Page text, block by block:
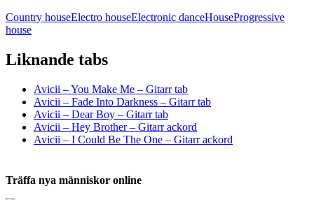
Country houseElectro houseElectronic danceHouseProgressive
house
Liknande tabs
Avicii – You Make Me – Gitarr tab
Avicii – Fade Into Darkness – Gitarr tab
Avicii – Dear Boy – Gitarr tab
Avicii – Hey Brother – Gitarr ackord
Avicii – I Could Be The One – Gitarr ackord
Träffa nya människor online